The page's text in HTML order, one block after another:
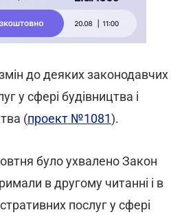
до деяких законодавчих
у сфері будівництва і
(проект №1081).
було ухвалено Закон
в другому читанні і в
послуг у сфері